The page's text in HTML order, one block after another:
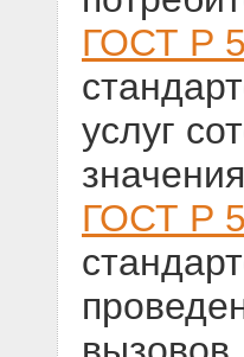
ГОСТ Р
услуг
ГОСТ Р